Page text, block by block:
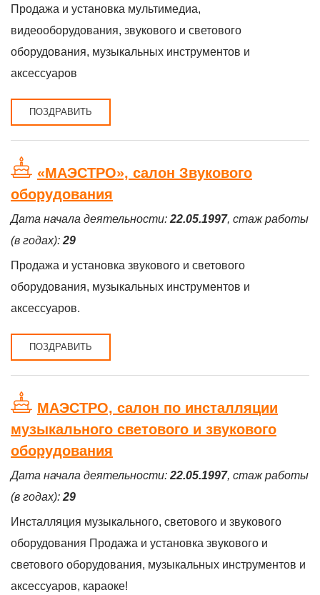
Продажа и установка мультимедиа,
видеооборудования, звукового и светового
оборудования, музыкальных инструментов и
аксессуаров
ПОЗДРАВИТЬ
«МАЭСТРО», салон Звукового
оборудования
Дата начала деятельности: 22.05.1997, стаж работы
(в годах): 29
Продажа и установка звукового и светового
оборудования, музыкальных инструментов и
аксессуаров.
ПОЗДРАВИТЬ
МАЭСТРО, салон по инсталляции
музыкального светового и звукового
оборудования
Дата начала деятельности: 22.05.1997, стаж работы
(в годах): 29
Инсталляция музыкального, светового и звукового
оборудования Продажа и установка звукового и
светового оборудования, музыкальных инструментов и
аксессуаров, караоке!